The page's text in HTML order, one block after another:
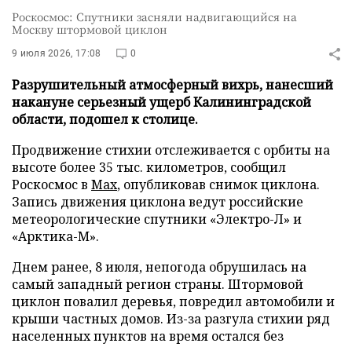
Роскосмос: Спутники засняли надвигающийся на
Москву штормовой циклон
9 июля 2026, 17:08 0
Разрушительный атмосферный вихрь, нанесший
накануне серьезный ущерб Калининградской
области, подошел к столице.
Продвижение стихии отслеживается с орбиты на
высоте более 35 тыс. километров, сообщил
Роскосмос в Max, опубликовав снимок циклона.
Запись движения циклона ведут российские
метеорологические спутники «Электро-Л» и
«Арктика-М».
Днем ранее, 8 июля, непогода обрушилась на
самый западный регион страны. Штормовой
циклон повалил деревья, повредил автомобили и
крыши частных домов. Из-за разгула стихии ряд
населенных пунктов на время остался без